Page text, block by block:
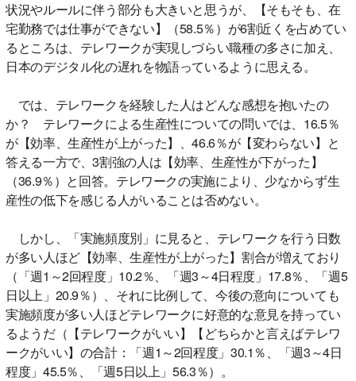
状況やルールに伴う部分も大きいと思うが、【そもそも、在
宅勤務では仕事ができない】（58.5％）が6割近くを占めてい
るところは、テレワークが実現しづらい職種の多さに加え、
日本のデジタル化の遅れを物語っているように思える。
では、テレワークを経験した人はどんな感想を抱いたの
か？ テレワークによる生産性についての問いでは、16.5％
が【効率、生産性が上がった】、46.6％が【変わらない】と
答える一方で、3割強の人は【効率、生産性が下がった】
（36.9％）と回答。テレワークの実施により、少なからず生
産性の低下を感じる人がいることは否めない。
しかし、「実施頻度別」に見ると、テレワークを行う日数
が多い人ほど【効率、生産性が上がった】割合が増えており
（「週1～2回程度」10.2％、「週3～4日程度」17.8％、「週5
日以上」20.9％）、それに比例して、今後の意向についても
実施頻度が多い人ほどテレワークに好意的な意見を持ってい
るようだ（【テレワークがいい】【どちらかと言えばテレワ
ークがいい】の合計：「週1～2回程度」30.1％、「週3～4日
程度」45.5％、「週5日以上」56.3％）。